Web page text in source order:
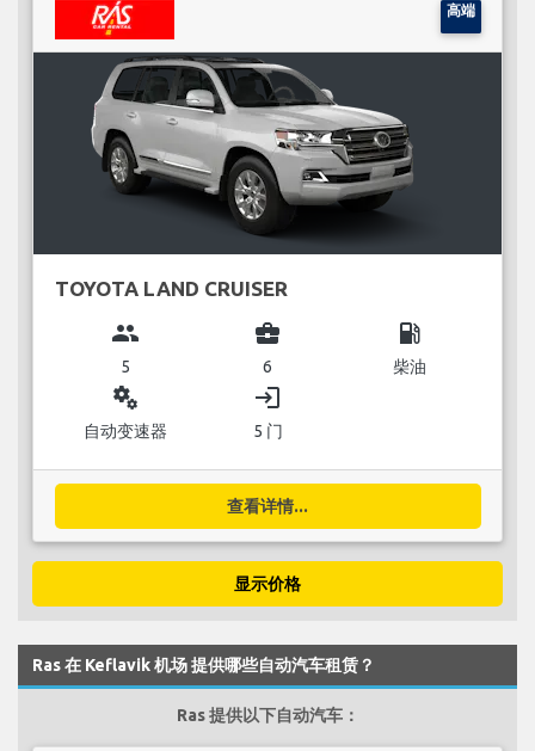
高端
TOYOTA LAND CRUISER
group
5
business_center
6
local_gas_station
柴油
miscellaneous_services
自动变速器
login
5 门
查看详情...
显示价格
Ras 在 Keflavik 机场 提供哪些自动汽车租赁？
Ras 提供以下自动汽车：